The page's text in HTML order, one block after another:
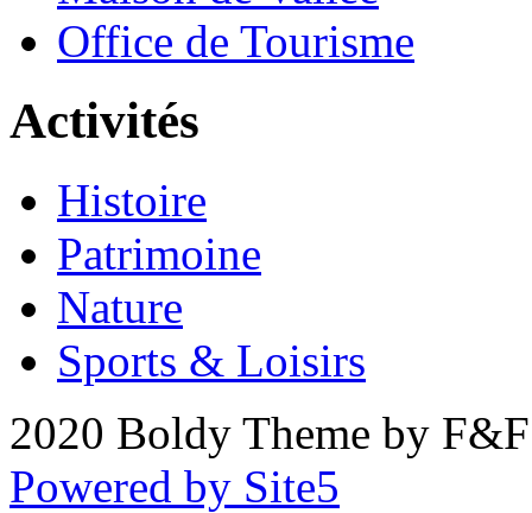
Office de Tourisme
Activités
Histoire
Patrimoine
Nature
Sports & Loisirs
2020 Boldy Theme by
Powered by Site5